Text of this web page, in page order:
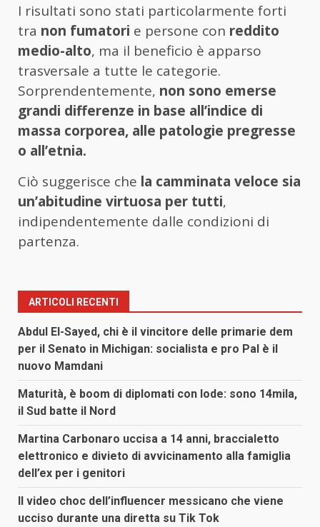
I risultati sono stati particolarmente forti
tra non fumatori e persone con reddito
medio-alto, ma il beneficio è apparso
trasversale a tutte le categorie.
Sorprendentemente, non sono emerse
grandi differenze in base all’indice di
massa corporea, alle patologie pregresse
o all’etnia.
Ciò suggerisce che la camminata veloce sia
un’abitudine virtuosa per tutti,
indipendentemente dalle condizioni di
partenza.
ARTICOLI RECENTI
Abdul El-Sayed, chi è il vincitore delle primarie dem
per il Senato in Michigan: socialista e pro Pal è il
nuovo Mamdani
Maturità, è boom di diplomati con lode: sono 14mila,
il Sud batte il Nord
Martina Carbonaro uccisa a 14 anni, braccialetto
elettronico e divieto di avvicinamento alla famiglia
dell’ex per i genitori
Il video choc dell’influencer messicano che viene
ucciso durante una diretta su Tik Tok